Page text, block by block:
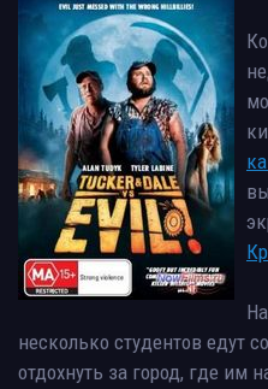
несколько студентов едут
отдохнуть за город, где им